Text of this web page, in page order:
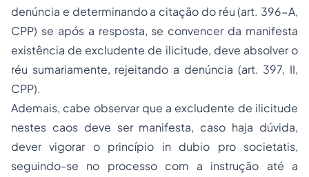
denúncia e determinando a citação do réu (art. 396-A,
CPP) se após a resposta, se convencer da manifesta
existência de excludente de ilicitude, deve absolver o
réu sumariamente, rejeitando a denúncia (art. 397, II,
CPP).
Ademais, cabe observar que a excludente de ilicitude
nestes caos deve ser manifesta, caso haja dúvida,
dever vigorar o princípio in dubio pro societatis,
seguindo-se no processo com a instrução até a